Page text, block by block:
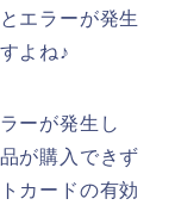
エラーが発生
よね♪
ーが発生し
が購入できず
カードの有効